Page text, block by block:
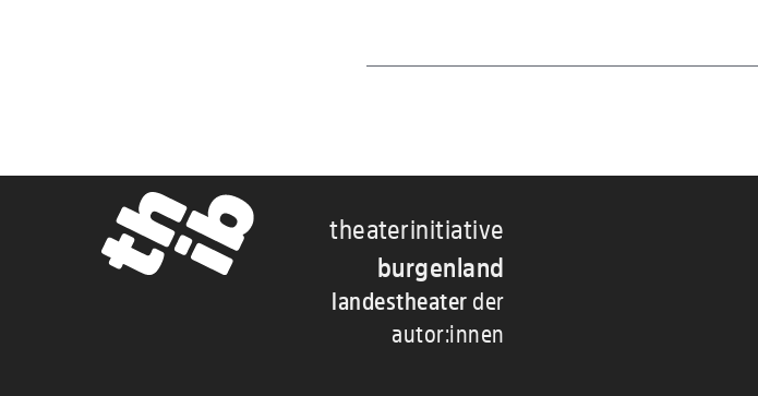
theaterinitiative
burgenland
landestheater der
autor:innen